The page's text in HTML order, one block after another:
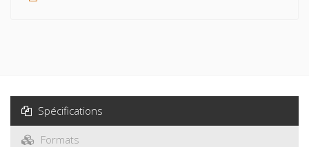
Spécifications
Formats